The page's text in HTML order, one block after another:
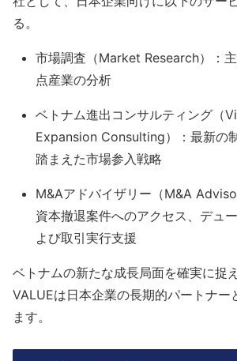
る。
市場調査（Market Research）：
点産業の分析
ベトナム進出コンサルティング（
Expansion Consulting）：最新の
踏まえた市場参入戦略
M&Aアドバイザリー（M&A
資本撤退案件へのアクセス、デュ
よび取引実行支援
ベトナムの新たな成長局面を確実に捉
VALUEは日本企業の長期的パートナー
ます。